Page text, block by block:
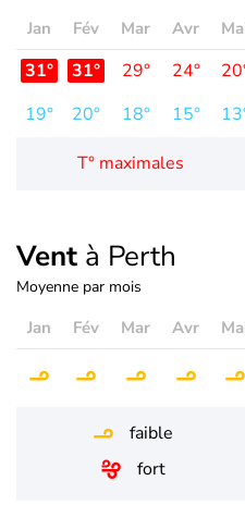
Jan Fév Mar Avr
31° 31° 29° 24°
19°
20° 18° 15°
T° maximales
Vent à Perth
Moyenne par mois
Jan Fév Mar Avr
faible
fort